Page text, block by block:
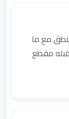
مع ما
قبله مقطع